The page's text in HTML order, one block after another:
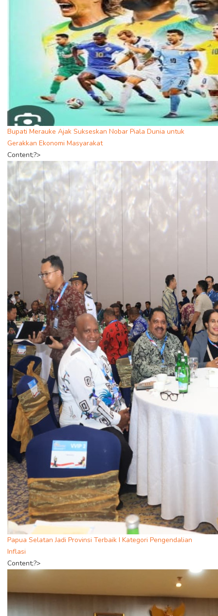
Bupati Merauke Ajak Sukseskan Nobar Piala Dunia untuk
Gerakkan Ekonomi Masyarakat
Content;?>
Papua Selatan Jadi Provinsi Terbaik I Kategori Pengendalian
Inflasi
Content;?>